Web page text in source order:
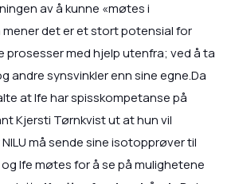
av å kunne «møtes i
mener det er et stort potensial for
prosesser med hjelp utenfra; ved å ta
andre synsvinkler enn sine egne.Da
at Ife har spisskompetanse på
Kjersti Tørnkvist ut at hun vil
må sende sine isotopprøver til
og Ife møtes for å se på mulighetene